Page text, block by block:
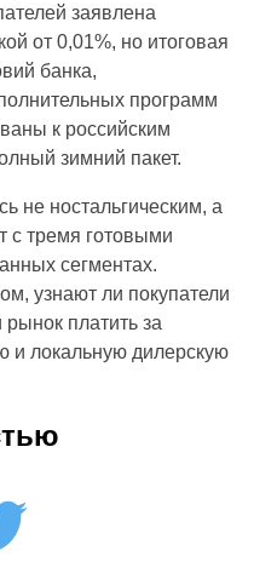
заявлена
от 0,01%, но итоговая
банка,
программ
к российским
зимний пакет.
не ностальгическим, а
с тремя готовыми
сегментах.
узнают ли покупатели
рынок платить за
и локальную дилерскую